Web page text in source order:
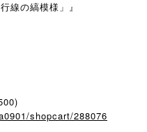
線の縞模様」』
shopcart/288076